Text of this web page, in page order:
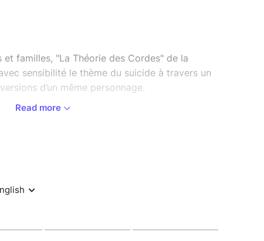
familles, "La Théorie des Cordes" de la
sensibilité le thème du suicide à travers un
d’un même personnage.
un même personnage, Alix, divisé en
Alix B. L’un se réveille après une tentative de
des failles, mais aussi des forces qui nous
Read more